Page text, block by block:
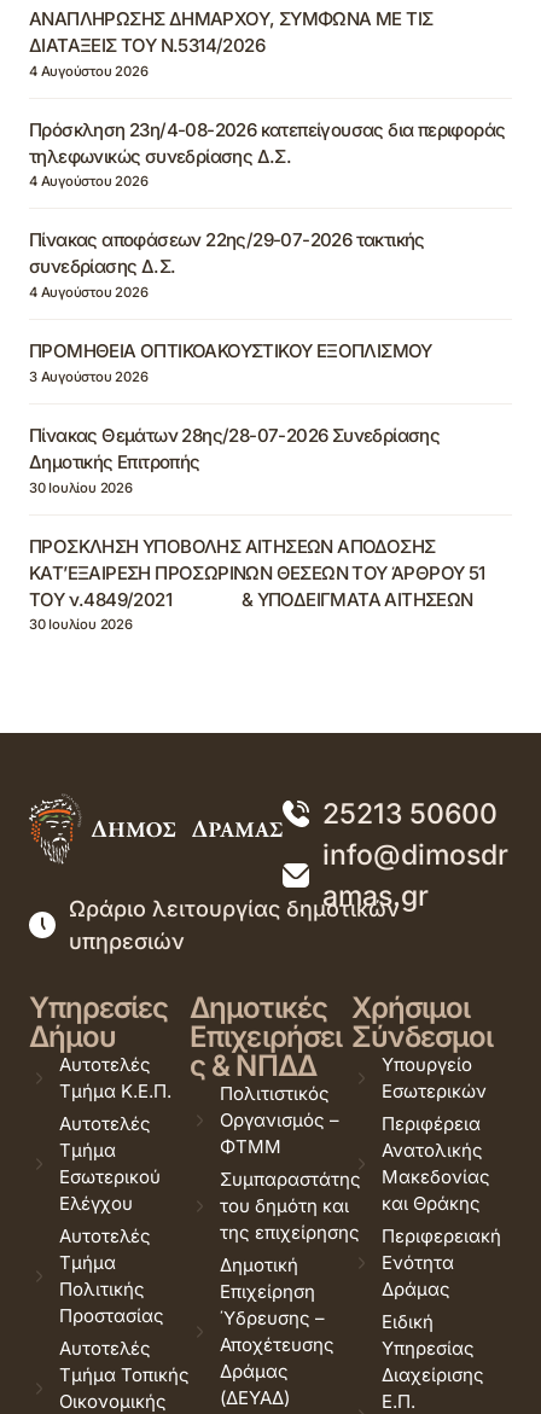
ΑΝΑΠΛΗΡΩΣΗΣ ΔΗΜΑΡΧΟΥ, ΣΥΜΦΩΝΑ ΜΕ ΤΙΣ
ΔΙΑΤΑΞΕΙΣ ΤΟΥ Ν.5314/2026
4 Αυγούστου 2026
Πρόσκληση 23η/4-08-2026 κατεπείγουσας δια περιφοράς
τηλεφωνικώς συνεδρίασης Δ.Σ.
4 Αυγούστου 2026
Πίνακας αποφάσεων 22ης/29-07-2026 τακτικής
συνεδρίασης Δ.Σ.
4 Αυγούστου 2026
ΠΡΟΜΗΘΕΙΑ ΟΠΤΙΚΟΑΚΟΥΣΤΙΚΟΥ ΕΞΟΠΛΙΣΜΟΥ
3 Αυγούστου 2026
Πίνακας Θεμάτων 28ης/28-07-2026 Συνεδρίασης
Δημοτικής Επιτροπής
30 Ιουλίου 2026
ΠΡΟΣΚΛΗΣΗ ΥΠΟΒΟΛΗΣ ΑΙΤΗΣΕΩΝ ΑΠΟΔΟΣΗΣ
ΚΑΤ’ΕΞΑΙΡΕΣΗ ΠΡΟΣΩΡΙΝΩΝ ΘΕΣΕΩΝ ΤΟΥ ΆΡΘΡΟΥ 51
ΤΟΥ ν.4849/2021 & ΥΠΟΔΕΙΓΜΑΤΑ ΑΙΤΗΣΕΩΝ
30 Ιουλίου 2026
25213 50600
info@dimosdr
amas.gr
Ωράριο λειτουργίας δημοτικών
υπηρεσιών
Υπηρεσίες
Δήμου
Αυτοτελές
Τμήμα Κ.Ε.Π.
Αυτοτελές
Τμήμα
Εσωτερικού
Ελέγχου
Αυτοτελές
Τμήμα
Πολιτικής
Προστασίας
Αυτοτελές
Τμήμα Τοπικής
Οικονομικής
Δημοτικές
Επιχειρήσει
ς & ΝΠΔΔ
Πολιτιστικός
Οργανισμός –
ΦΤΜΜ
Συμπαραστάτης
του δημότη και
της επιχείρησης
Δημοτική
Επιχείρηση
Ύδρευσης –
Αποχέτευσης
Δράμας
(ΔΕΥΑΔ)
Χρήσιμοι
Σύνδεσμοι
Υπουργείο
Εσωτερικών
Περιφέρεια
Ανατολικής
Μακεδονίας
και Θράκης
Περιφερειακή
Ενότητα
Δράμας
Ειδική
Υπηρεσίας
Διαχείρισης
Ε.Π.